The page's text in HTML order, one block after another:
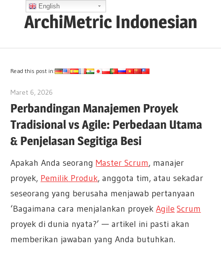
ArchiMetric Indonesian
Ops,
and
More
Read this post in:
Maret 6, 2026
Perbandingan Manajemen Proyek
Tradisional vs Agile: Perbedaan Utama
& Penjelasan Segitiga Besi
Apakah Anda seorangMaster Scrum, manajer
proyek, Pemilik Produk, anggota tim, atau sekadar
seseorang yang berusaha menjawab pertanyaan
‘Bagaimana cara menjalankan proyekAgile Scrum
proyek di dunia nyata?’ — artikel ini pasti akan
memberikan jawaban yang Anda butuhkan.
English